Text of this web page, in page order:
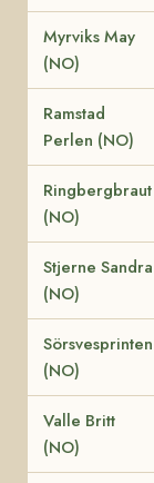
Myrviks May
(NO)
Ramstad
Perlen (NO)
Ringbergbraut
(NO)
Stjerne Sandra
(NO)
Sörsvesprinten
(NO)
Valle Britt
(NO)